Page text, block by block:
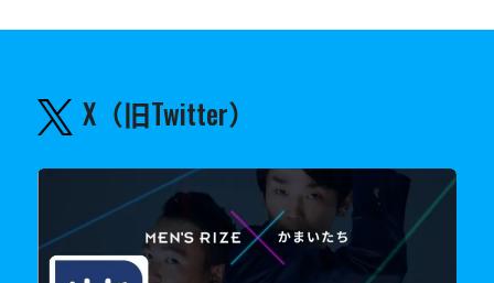
X（旧Twitter）